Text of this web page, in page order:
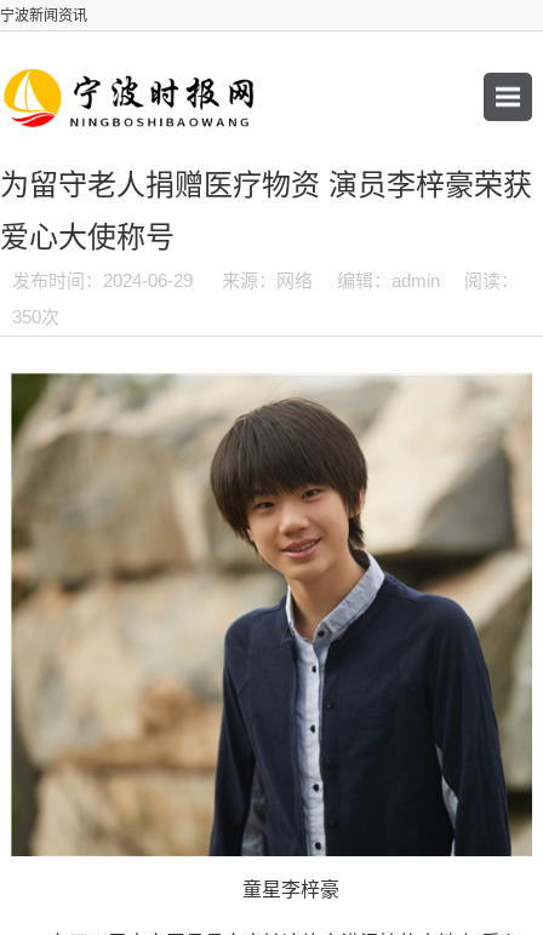
宁波新闻资讯
为留守老人捐赠医疗物资 演员李梓豪荣获
爱心大使称号
发布时间：2024-06-29 来源：网络 编辑：admin
阅读：
350次
童星李梓豪